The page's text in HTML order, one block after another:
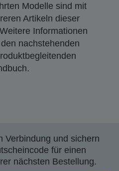
Modelle sind mit
Artikeln dieser
Informationen
nachstehenden
Verbindung und sichern
für einen
nächsten Bestellung.